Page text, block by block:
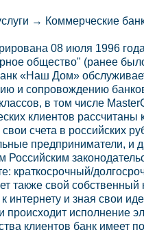
→ Коммерческие
08 июля 1996
общество" (ранее
«Наш Дом»
и сопровождению
в том числе
клиентов
счета в российских
предприниматели, и
Российским
краткосрочный/
свой собственный
интернету и зная свои
происходит исполнение
клиентов банк имеет